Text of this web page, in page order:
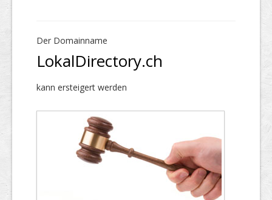
Der Domainname
LokalDirectory.ch
kann ersteigert werden